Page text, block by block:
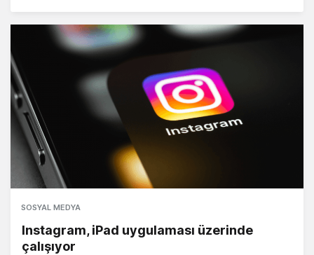
SOSYAL MEDYA
Instagram, iPad uygulaması üzerinde
çalışıyor